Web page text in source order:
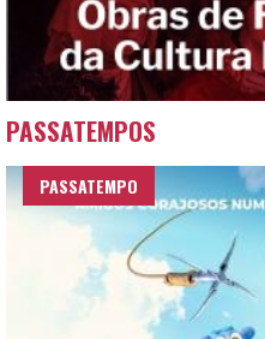
PASSATEMPOS
PASSATEMPO